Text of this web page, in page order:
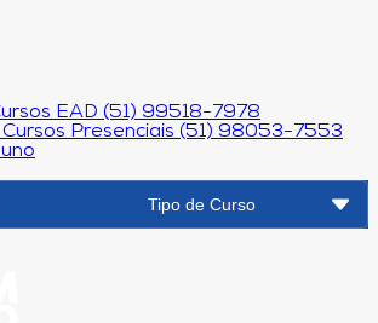
EAD (51) 99518-7978
Presenciais (51) 98053-7553